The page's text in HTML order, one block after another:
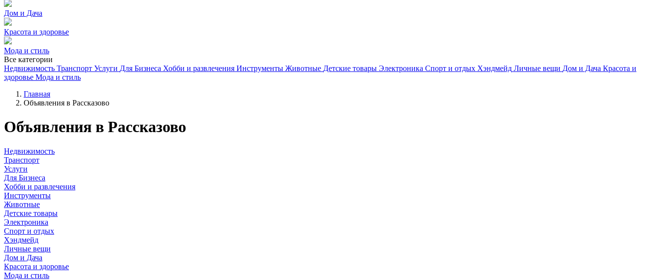
Дом и Дача
Красота и здоровье
Мода и стиль
Все категории
Недвижимость Транспорт Услуги Для Бизнеса Хобби и развлечения Инструменты Животные Детские товары Электроника Спорт и отдых Хэндмейд Личные вещи Дом и Дача Красота и
здоровье Мода и стиль
Главная
Объявления в Рассказово
Объявления в Рассказово
Недвижимость
Транспорт
Услуги
Для Бизнеса
Хобби и развлечения
Инструменты
Животные
Детские товары
Электроника
Спорт и отдых
Хэндмейд
Личные вещи
Дом и Дача
Красота и здоровье
Мода и стиль